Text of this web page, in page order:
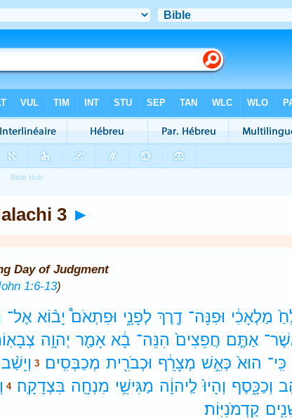
3 ►
Day of Judgment
1:6-13)
מַלְאָכִ֔י וּפִנָּה־ דֶ֖רֶךְ לְפָנָ֑י וּפִתְאֹם֩ יָב֨וֹא אֶל־
אַתֶּ֤ם חֲפֵצִים֙ הִנֵּה־ בָ֔א אָמַ֖ר יְהוָ֥ה
כִּֽי־ הוּא֙ כְּאֵ֣שׁ מְצָרֵ֔ף וּכְבֹרִ֖ית מְכַבְּסִֽים׃ 3 וְיָשַׁ֨ב
וְכַכָּ֑סֶף וְהָיוּ֙ לַֽיהוָ֔ה מַגִּישֵׁ֥י מִנְחָ֖ה בִּצְדָקָֽה׃ 4
קַדְמֹנִיּֽוֹת׃